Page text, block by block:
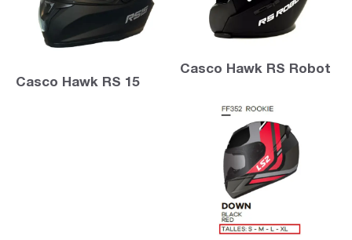
Casco Hawk RS 15
Casco Hawk RS Robot